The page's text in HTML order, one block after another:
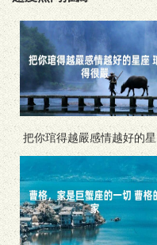
把你琯得越嚴感情越好的
琯得很嚴